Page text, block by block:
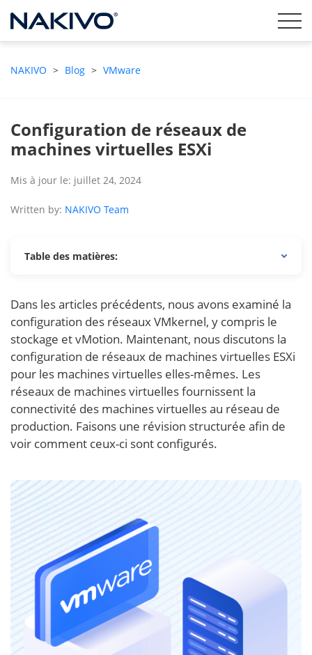
NAKIVO > Blog > VMware
Configuration de réseaux de
machines virtuelles ESXi
Mis à jour le: juillet 24, 2024
Written by: NAKIVO Team
Table des matières:
Dans les articles précédents, nous avons examiné la
configuration des réseaux VMkernel, y compris le
stockage et vMotion. Maintenant, nous discutons la
configuration de réseaux de machines virtuelles ESXi
pour les machines virtuelles elles-mêmes. Les
réseaux de machines virtuelles fournissent la
connectivité des machines virtuelles au réseau de
production. Faisons une révision structurée afin de
voir comment ceux-ci sont configurés.